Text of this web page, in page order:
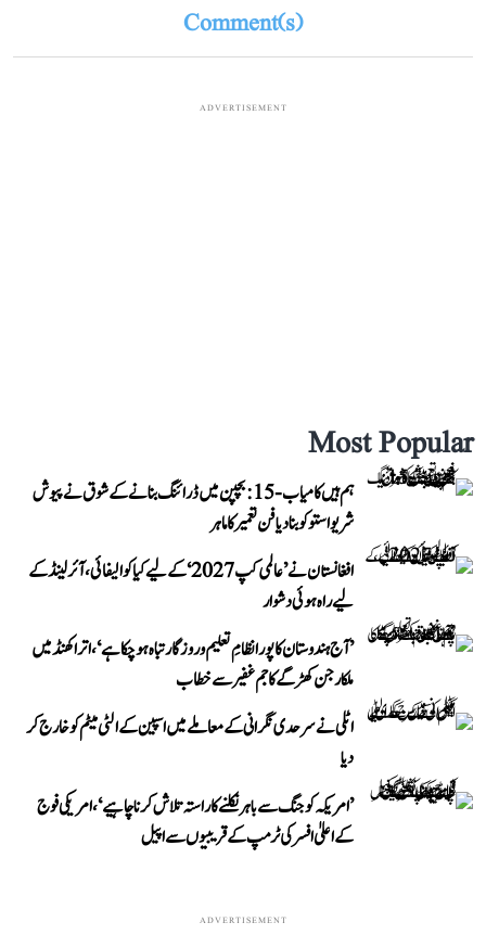
Comment(s)
ADVERTISEMENT
Most Popular
ہم ہیں کامیاب-15: بچپن میں ڈرائنگ بنانے کے شوق نے پیوش
شریواستو کو بنا دیا فن تعمیر کا ماہر
افغانستان نے ’عالمی کپ 2027‘ کے لیے کیا کوالیفائی، آئرلینڈ کے
لیے راہ ہوئی دشوار
’آج ہندوستان کا پورا نظامِ تعلیم و روزگار تباہ ہو چکا ہے‘، اتراکھنڈ میں
ملکارجن کھڑگے کا جم غفیر سے خطاب
اٹلی نے سرحدی نگرانی کے معاملے میں اسپین کے الٹی میٹم کو خارج کر
دیا
’امریکہ کو جنگ سے باہر نکلنے کا راستہ تلاش کرنا چاہیے‘، امریکی فوج
کے اعلیٰ افسر کی ٹرمپ کے قریبیوں سے اپیل
ADVERTISEMENT